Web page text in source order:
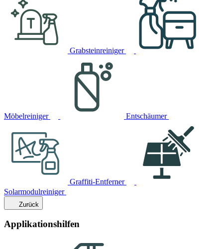
Grabsteinreiniger
Möbelreiniger Entschäumer
Graffiti-Entferner
Solarmodulreiniger
Zurück
Applikationshilfen